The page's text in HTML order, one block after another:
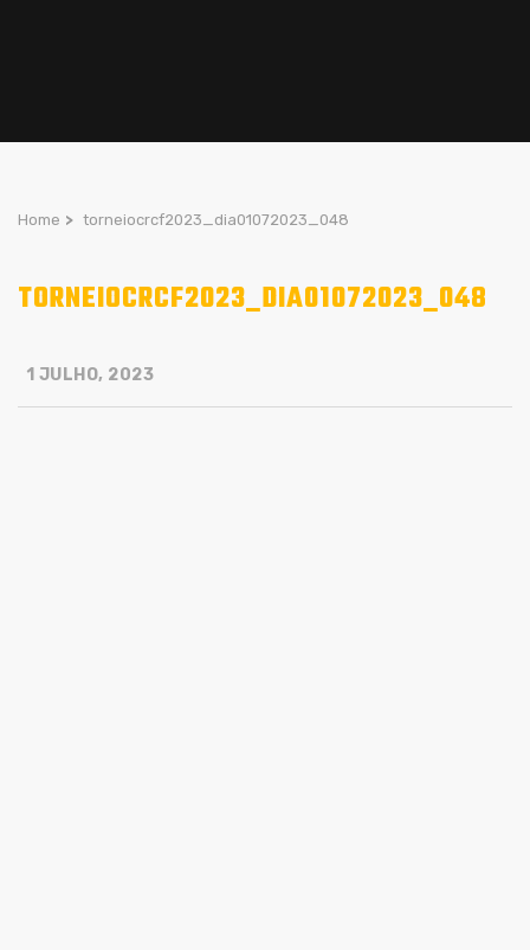
Home > torneiocrcf2023_dia01072023_048
TORNEIOCRCF2023_DIA01072023_048
1 JULHO, 2023